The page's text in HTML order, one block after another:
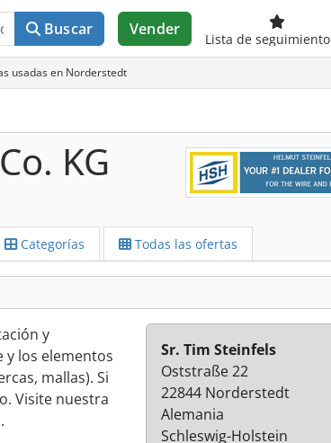
Buscar Vender
Lista de seguimiento
usadas en Norderstedt
KG
Categorías Todas las ofertas
y
los elementos
mallas). Si
Visite nuestra
Sr. Tim Steinfels
Oststraße 22
22844 Norderstedt
Alemania
Schleswig-Holstein